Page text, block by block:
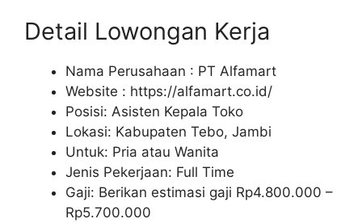
Detail Lowongan Kerja
Nama Perusahaan : PT Alfamart
Website : https://alfamart.co.id/
Posisi: Asisten Kepala Toko
Lokasi: Kabupaten Tebo, Jambi
Untuk: Pria atau Wanita
Jenis Pekerjaan: Full Time
Gaji: Berikan estimasi gaji Rp4.800.000 –
Rp5.700.000